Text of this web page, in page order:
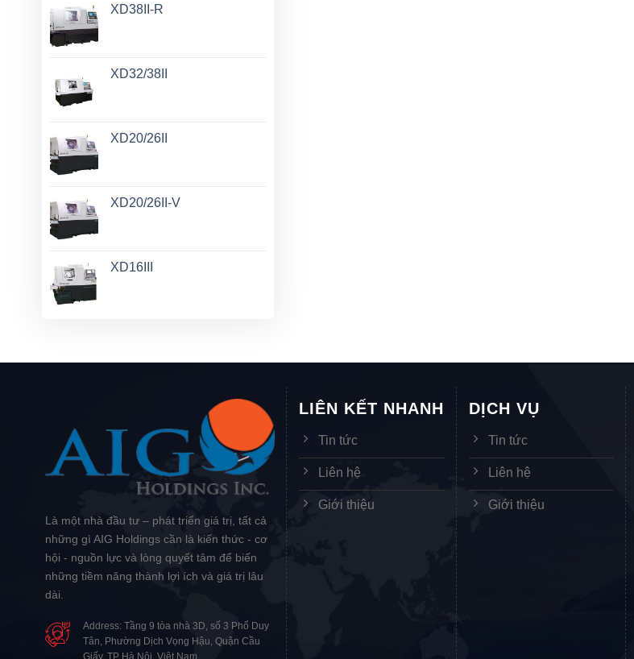
XD38II-R
XD32/38II
XD20/26II
XD20/26II-V
XD16III
Là một nhà đầu tư – phát triển giá trị, tất cả
những gì AIG Holdings cần là kiến thức - cơ
hội - nguồn lực và lòng quyết tâm để biến
những tiềm năng thành lợi ích và giá trị lâu
dài.
Address: Tầng 9 tòa nhà 3D, số 3 Phố Duy
Tân, Phường Dịch Vọng Hậu, Quận Cầu
LIÊN KẾT NHANH
Tin tức
Liên hệ
Giới thiệu
DỊCH VỤ
Tin tức
Liên hệ
Giới thiệu